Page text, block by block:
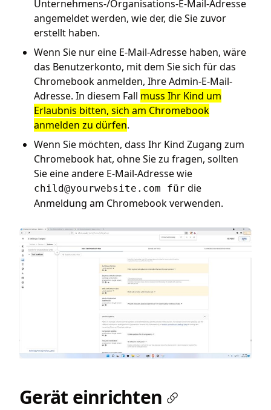
Unternehmens-/Organisations-E-Mail-Adresse
angemeldet werden, wie der, die Sie zuvor
erstellt haben.
Wenn Sie nur eine E-Mail-Adresse haben, wäre
das Benutzerkonto, mit dem Sie sich für das
Chromebook anmelden, Ihre Admin-E-Mail-
Adresse. In diesem Fall muss Ihr Kind um
Erlaubnis bitten, sich am Chromebook
anmelden zu dürfen.
Wenn Sie möchten, dass Ihr Kind Zugang zum
Chromebook hat, ohne Sie zu fragen, sollten
Sie eine andere E-Mail-Adresse wie
child@yourwebsite.com für die
Anmeldung am Chromebook verwenden.
Gerät einrichten